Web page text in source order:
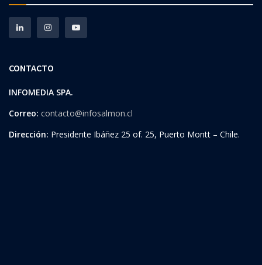
CONTACTO
INFOMEDIA SPA.
Correo: contacto@infosalmon.cl
Dirección: Presidente Ibáñez 25 of. 25, Puerto Montt – Chile.